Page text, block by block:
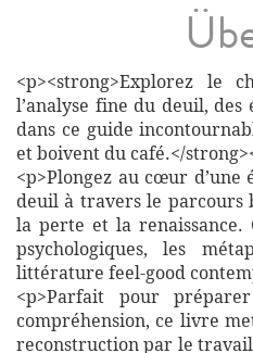
<p><strong>Explorez le
l’analyse fine du deuil,
dans ce guide
et boivent du café.</
<p>Plongez au cœur
deuil à travers le parcours
la perte et la renaissance.
psychologiques, les
littérature feel-good
<p>Parfait pour
compréhension, ce livre
reconstruction par le